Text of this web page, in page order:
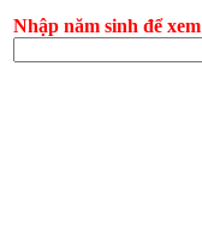
Nhập năm sinh để